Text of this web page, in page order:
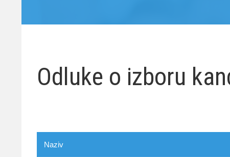
Odluke o izboru
Naziv